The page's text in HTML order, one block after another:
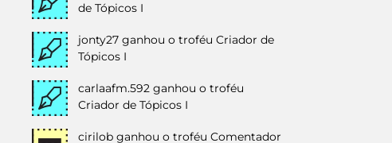
de Tópicos I
jonty27 ganhou o troféu Criador de
Tópicos I
carlaafm.592 ganhou o troféu
Criador de Tópicos I
cirilob ganhou o troféu Comentador